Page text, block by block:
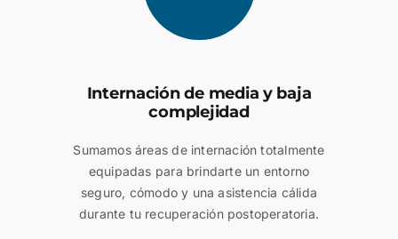
Internación de media y baja
complejidad
Sumamos áreas de internación totalmente
equipadas para brindarte un entorno
seguro, cómodo y una asistencia cálida
durante tu recuperación postoperatoria.